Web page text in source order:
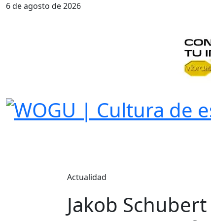
6 de agosto de 2026
Actualidad
Jakob